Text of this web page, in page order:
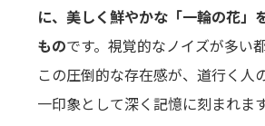
に、美しく鮮やかな「一輪の花」
ものです。視覚的なノイズが多い
この圧倒的な存在感が、道行く人
一印象として深く記憶に刻まれます